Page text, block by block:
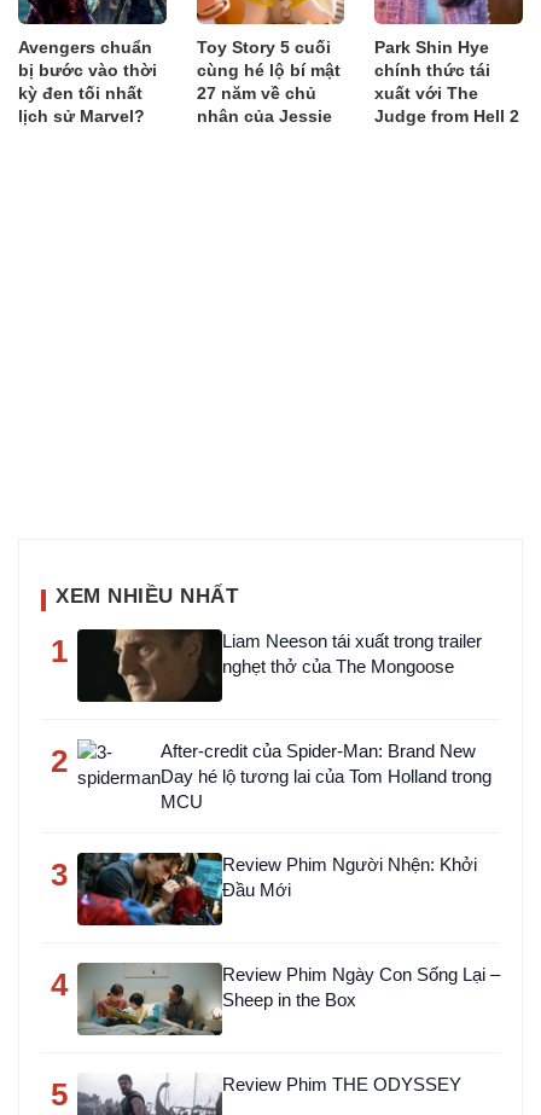
Avengers chuẩn
bị bước vào thời
kỳ đen tối nhất
lịch sử Marvel?
Toy Story 5 cuối
cùng hé lộ bí mật
27 năm về chủ
nhân của Jessie
Park Shin Hye
chính thức tái
xuất với The
Judge from Hell 2
XEM NHIỀU NHẤT
1
Liam Neeson tái xuất trong trailer
nghẹt thở của The Mongoose
2
After-credit của Spider-Man: Brand New
Day hé lộ tương lai của Tom Holland trong
MCU
3
Review Phim Người Nhện: Khởi
Đầu Mới
4
Review Phim Ngày Con Sống Lại –
Sheep in the Box
5 Review Phim THE ODYSSEY